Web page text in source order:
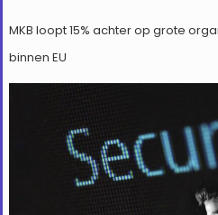
MKB loopt 15% achter op grote
binnen EU